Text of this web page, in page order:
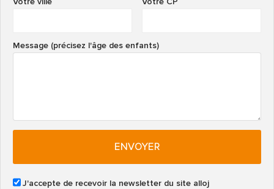
Message (précisez l'âge des enfants)
ENVOYER
J'accepte de recevoir la newsletter du site alloj